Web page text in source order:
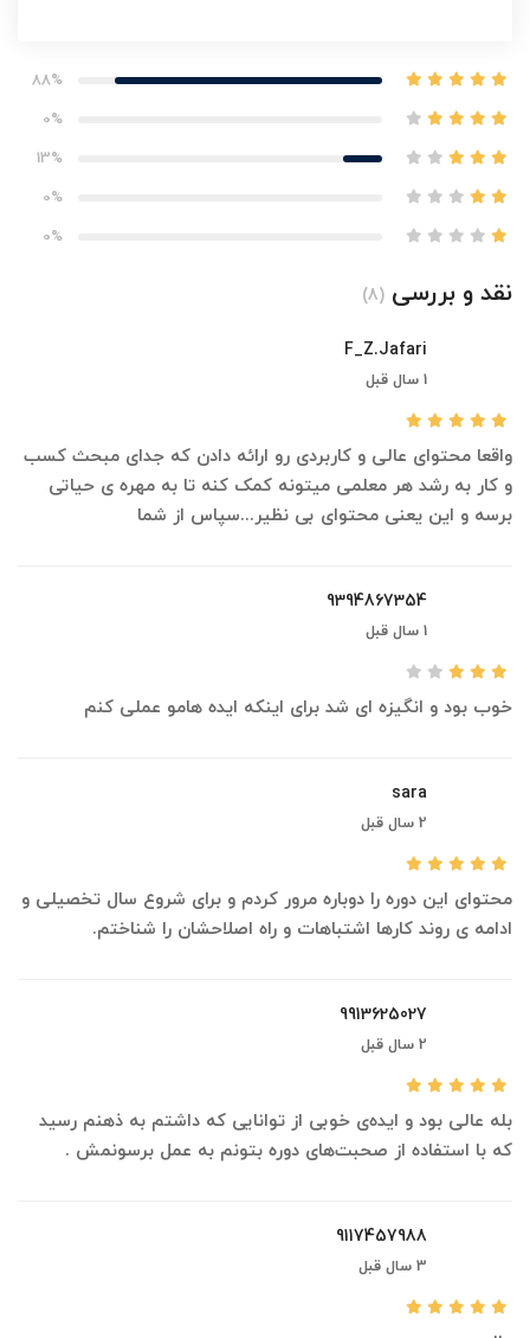
88%
0%
13%
0%
0%
نقد و بررسی (8)
F_Z.Jafari
1 سال قبل
واقعا محتوای عالی و کاربردی رو ارائه دادن که جدای مبحث کسب
و کار به رشد هر معلمی میتونه کمک کنه تا به مهره ی حیاتی
برسه و این یعنی محتوای بی نظیر...سپاس از شما
9394867354
1 سال قبل
خوب بود و انگیزه ای شد برای اینکه ایده هامو عملی کنم
sara
2 سال قبل
محتوای این دوره را دوباره مرور کردم و برای شروع سال تخصیلی و
ادامه ی روند کارها اشتباهات و راه اصلاحشان را شناختم.
9913625027
2 سال قبل
بله عالی بود و ایده‌ی خوبی از توانایی که داشتم به ذهنم رسید
که با استفاده از صحبت‌های دوره بتونم به عمل برسونمش .
9117457988
3 سال قبل